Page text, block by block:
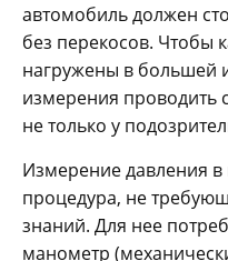
автомобиль должен
без перекосов. Чтобы
нагружены в большей
измерения проводить
не только у
Измерение давления
процедура, не
знаний. Для нее
манометр